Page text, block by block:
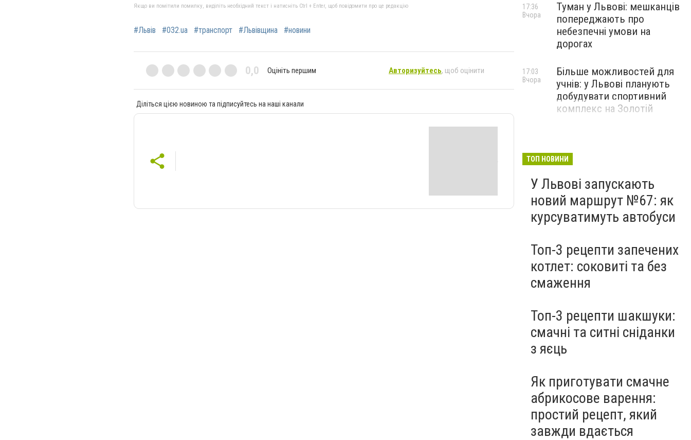
Якщо ви помітили помилку, виділіть необхідний текст і натисніть Ctrl + Enter, щоб повідомити про це редакцію
#Львів #032.ua #транспорт #Львівщина #новини
0,0 Оцініть першим Авторизуйтесь, щоб оцінити
Діліться цією новиною та підписуйтесь на наші канали
Туман у Львові: мешканців
попереджають про
небезпечні умови на
дорогах
17:36
Вчора
Більше можливостей для
учнів: у Львові планують
добудувати спортивний
комплекс на Золотій
17:03
Вчора
ТОП НОВИНИ
У Львові запускають
новий маршрут №67: як
курсуватимуть автобуси
Топ-3 рецепти запечених
котлет: соковиті та без
смаження
Топ-3 рецепти шакшуки:
смачні та ситні сніданки
з яєць
Як приготувати смачне
абрикосове варення:
простий рецепт, який
завжди вдається